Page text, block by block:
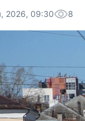
2026, 09:30 8